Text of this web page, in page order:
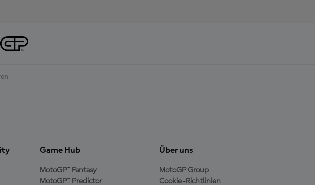
Game Hub
MotoGP™ Fantasy
MotoGP™ Predictor
Über uns
MotoGP Group
Cookie-Richtlinien